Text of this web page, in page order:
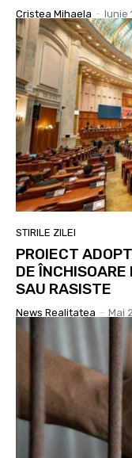
Cristea Mihaela - Iunie
STIRILE ZILEI
PROIECT
DE
SAU RASISTE
News Realitatea - Mai